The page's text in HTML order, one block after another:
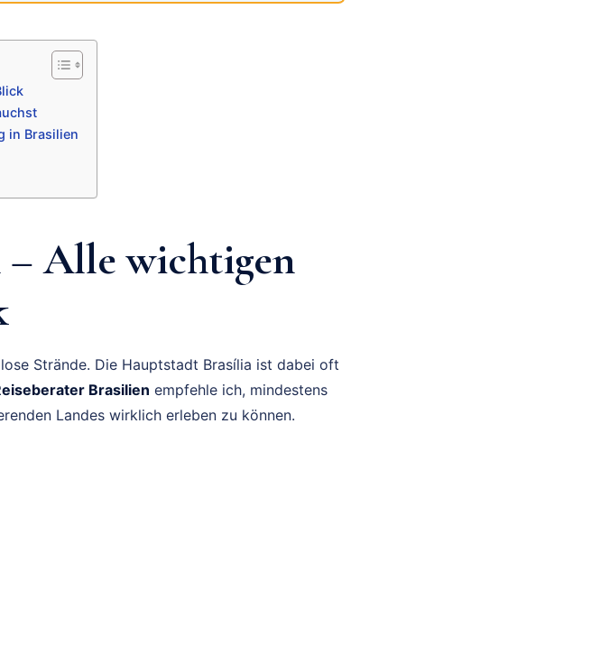
in Brasilien
– Alle wichtigen
Strände. Die Hauptstadt Brasília ist dabei oft
Brasilien empfehle ich, mindestens
Landes wirklich erleben zu können.